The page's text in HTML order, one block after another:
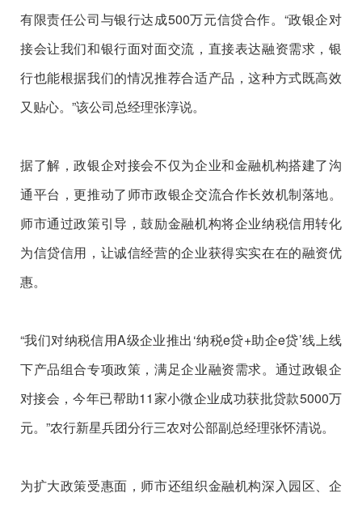
有限责任公司与银行达成500万元信贷合作。“政银企对
接会让我们和银行面对面交流，直接表达融资需求，银
行也能根据我们的情况推荐合适产品，这种方式既高效
又贴心。”该公司总经理张淳说。
据了解，政银企对接会不仅为企业和金融机构搭建了沟
通平台，更推动了师市政银企交流合作长效机制落地。
师市通过政策引导，鼓励金融机构将企业纳税信用转化
为信贷信用，让诚信经营的企业获得实实在在的融资优
惠。
“我们对纳税信用A级企业推出‘纳税e贷+助企e贷’线上线
下产品组合专项政策，满足企业融资需求。通过政银企
对接会，今年已帮助11家小微企业成功获批贷款5000万
元。”农行新星兵团分行三农对公部副总经理张怀清说。
为扩大政策受惠面，师市还组织金融机构深入园区、企